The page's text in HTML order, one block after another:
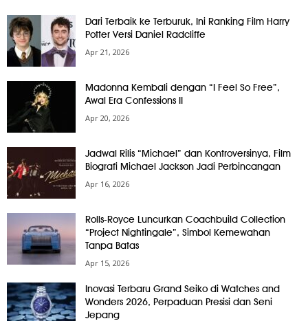
Dari Terbaik ke Terburuk, Ini Ranking Film Harry
Potter Versi Daniel Radcliffe
Apr 21, 2026
Madonna Kembali dengan “I Feel So Free”,
Awal Era Confessions II
Apr 20, 2026
Jadwal Rilis “Michael” dan Kontroversinya, Film
Biografi Michael Jackson Jadi Perbincangan
Apr 16, 2026
Rolls-Royce Luncurkan Coachbuild Collection
“Project Nightingale”, Simbol Kemewahan
Tanpa Batas
Apr 15, 2026
Inovasi Terbaru Grand Seiko di Watches and
Wonders 2026, Perpaduan Presisi dan Seni
Jepang